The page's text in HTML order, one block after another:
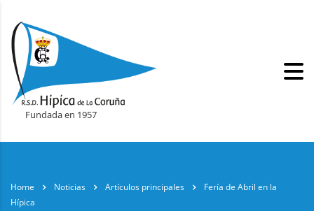
Fundada en 1957
Home Noticias Artículos principales
Fería de Abril en la
Hípica